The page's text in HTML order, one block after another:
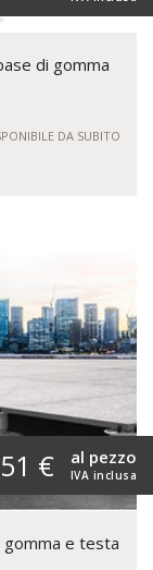
di gomma
DA SUBITO
€ IVA inclusa
al pezzo
gomma e testa